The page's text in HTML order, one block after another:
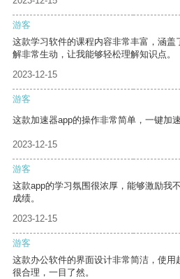
游客
这款学习软件的课程内容非常丰富，涵
解非常生动，让我能够轻松理解知识点。
2023-12-15
游客
这款加速器app的操作非常简单，一键加
2023-12-15
游客
这款app的学习氛围很浓厚，能够激励我
成绩。
2023-12-15
游客
这款办公软件的界面设计非常简洁，使
很合理，一目了然。